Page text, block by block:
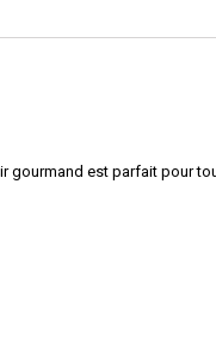
gourmand est parfait pour